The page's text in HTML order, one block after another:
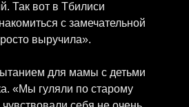
Так вот в Тбилиси
с замечательной
выручила».
для мамы с детьми
«Мы гуляли по старому